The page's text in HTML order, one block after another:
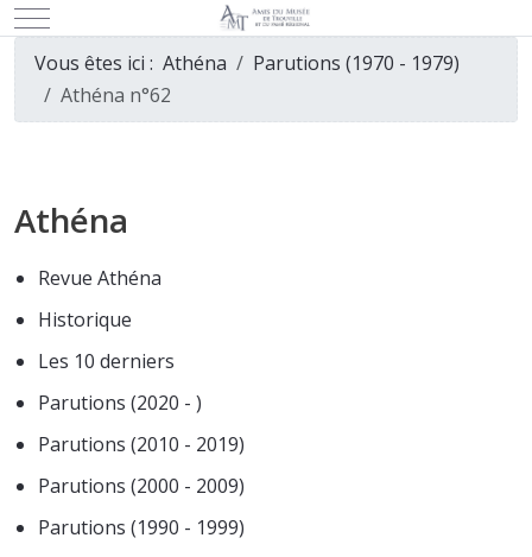
Mobile Menu Toggle
Vous êtes ici : Athéna
Parutions (1970 - 1979)
Athéna n°62
Athéna
Revue Athéna
Historique
Les 10 derniers
Parutions (2020 - )
Parutions (2010 - 2019)
Parutions (2000 - 2009)
Parutions (1990 - 1999)